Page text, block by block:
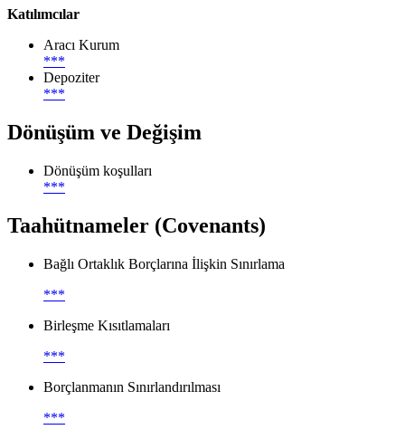
Katılımcılar
Aracı Kurum
***
Depoziter
***
Dönüşüm ve Değişim
Dönüşüm koşulları
***
Taahütnameler (Covenants)
Bağlı Ortaklık Borçlarına İlişkin Sınırlama
***
Birleşme Kısıtlamaları
***
Borçlanmanın Sınırlandırılması
***